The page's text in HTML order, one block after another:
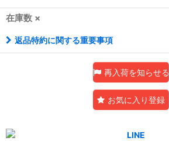
在庫数 ×
返品特約に関する重要事項
再入荷を知らせる
お気に入り登録